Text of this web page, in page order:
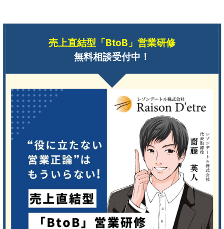
売上直結型「BtoB」営業研修
無料相談受付中！